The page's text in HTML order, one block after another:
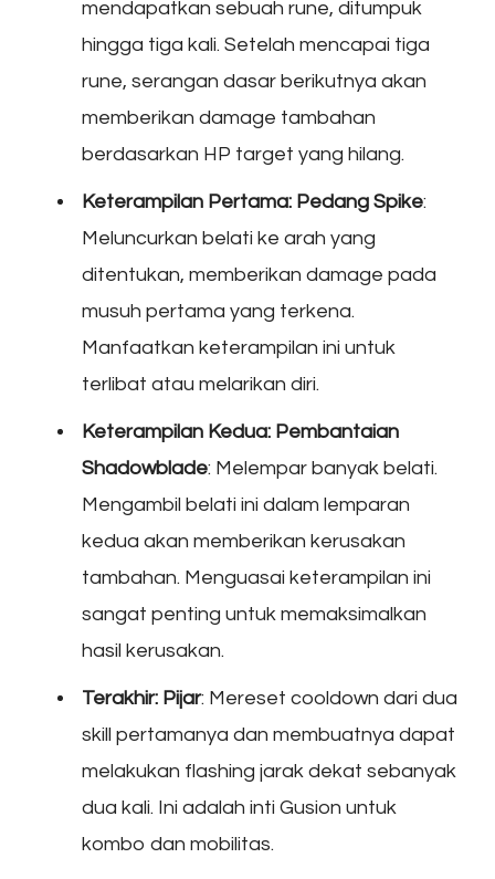
mendapatkan sebuah rune, ditumpuk
hingga tiga kali. Setelah mencapai tiga
rune, serangan dasar berikutnya akan
memberikan damage tambahan
berdasarkan HP target yang hilang.
Keterampilan Pertama: Pedang Spike:
Meluncurkan belati ke arah yang
ditentukan, memberikan damage pada
musuh pertama yang terkena.
Manfaatkan keterampilan ini untuk
terlibat atau melarikan diri.
Keterampilan Kedua: Pembantaian
Shadowblade: Melempar banyak belati.
Mengambil belati ini dalam lemparan
kedua akan memberikan kerusakan
tambahan. Menguasai keterampilan ini
sangat penting untuk memaksimalkan
hasil kerusakan.
Terakhir: Pijar: Mereset cooldown dari dua
skill pertamanya dan membuatnya dapat
melakukan flashing jarak dekat sebanyak
dua kali. Ini adalah inti Gusion untuk
kombo dan mobilitas.